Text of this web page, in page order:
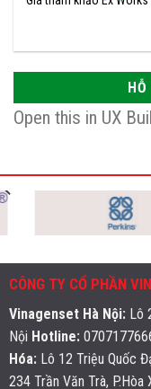
Open this in UX
CÔNG TY CỔ PHẦN
Vinagenset Hà Nội: Lô
Nội Hotline:
Hóa: Lô 12 Triệu Quốc
234 Trần Văn Trà, P.Hòa